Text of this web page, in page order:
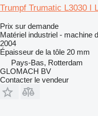
Trumpf Trumatic L3030 I
Prix sur demande
Matériel industriel - machine
2004
Épaisseur de la tôle 20 mm
Pays-Bas, Rotterdam
GLOMACH BV
Contacter le vendeur